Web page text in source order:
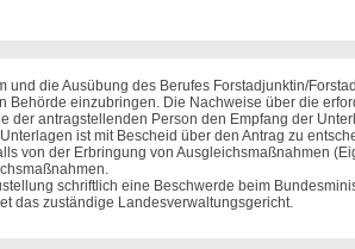
und die Ausübung des Berufes Forstadjunktin/
Behörde einzubringen. Die Nachweise über die
der antragstellenden Person den Empfang der
ist mit Bescheid über den Antrag zu
von der Erbringung von Ausgleichsmaßnahmen
schriftlich eine Beschwerde beim
das zuständige Landesverwaltungsgericht.